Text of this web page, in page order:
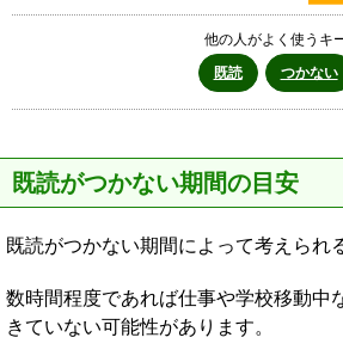
他の人がよく使うキ
既読
つかない
既読がつかない期間の目安
既読がつかない期間によって考えられ
数時間程度であれば仕事や学校移動中
きていない可能性があります。